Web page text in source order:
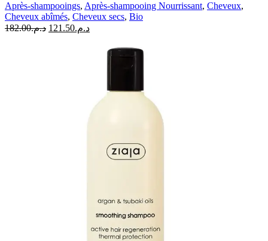
Cupuaçu
BIO
|
Après-shampooings, Après-shampooing Nourrissant, Cheveux,
Cheveux abîmés, Cheveux secs, Bio
د.م.182.00
Le
د.م.121.50
Le
actuel
د.م.121.50.